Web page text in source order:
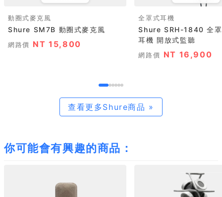
動圈式麥克風
Shure SM7B 動圈式麥克風
網路價 NT 15,800
全罩式耳機
Shure SRH-1840 全
耳機 開放式監聽
網路價 NT 16,900
查看更多Shure商品 »
你可能會有興趣的商品：